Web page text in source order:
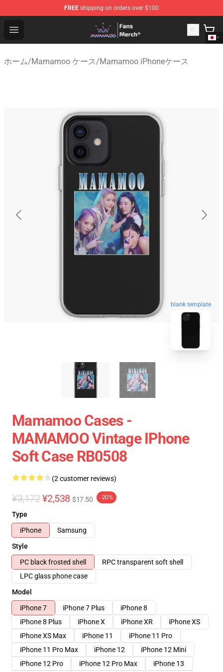
FREE shipping on orders over $100
Open menu
Mamamoo Store - Official Mamamoo Merchandise Shop
ホーム/Mamamoo ケース/Mamamoo iPhoneケース
blank template
Mamamoo Cases -
MAMAMOO Vintage IPhone
Soft Case RB0508
(2 customer reviews)
¥3,172 ¥2,538 $17.50 -20%
Type
iPhone
Samsung
Style
PC black frosted shell
RPC transparent soft shell
LPC glass phone case
Model
iPhone 7
iPhone 7 Plus
iPhone 8
iPhone 8 Plus
iPhone X iPhone XR
iPhone XS
iPhone XS Max
iPhone 11
iPhone 11 Pro
iPhone 11 Pro Max
iPhone 12
iPhone 12 Mini
iPhone 12 Pro
iPhone 12 Pro Max
iPhone 13